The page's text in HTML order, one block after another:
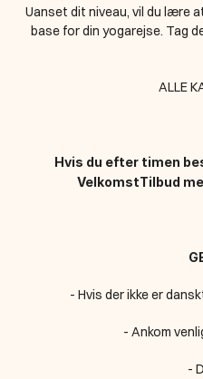
Uanset dit niveau, vil du lære
base for din yogarejse. Tag
ALLE
Hvis du efter timen
VelkomstTilbud
- Hvis der ikke er
- Ankom
-